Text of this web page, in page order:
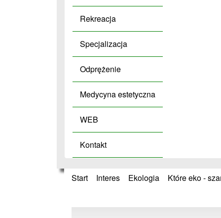
Rekreacja
Specjalizacja
Odprężenie
Medycyna estetyczna
WEB
Kontakt
Start Interes Ekologia Które eko -